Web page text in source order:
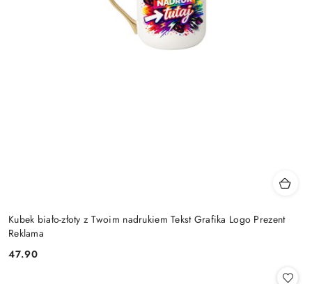
Kubek biało-złoty z Twoim nadrukiem Tekst Grafika Logo Prezent
Reklama
Cena:
47.90